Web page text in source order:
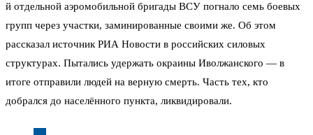
й отдельной аэромобильной бригады ВСУ погнало семь боевых
групп через участки, заминированные своими же. Об этом
рассказал источник РИА Новости в российских силовых
структурах. Пытались удержать окраины Иволжанского — в
итоге отправили людей на верную смерть. Часть тех, кто
добрался до населённого пункта, ликвидировали.